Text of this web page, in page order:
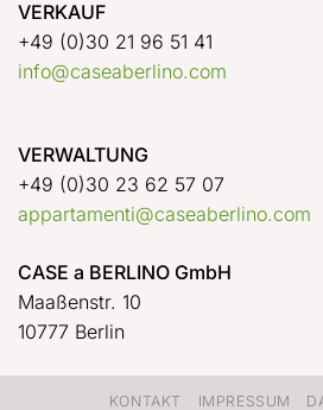
VERKAUF
+49 (0)30 21 96 51 41
info@caseaberlino.com
VERWALTUNG
+49 (0)30 23 62 57 07
appartamenti@caseaberlino.com
CASE a BERLINO GmbH
Maaßenstr. 10
10777 Berlin
KONTAKT IMPRESSUM